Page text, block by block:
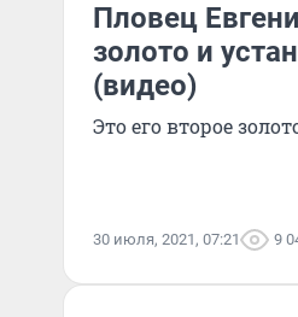
Пловец
золото и
(видео)
Это его второе
30 июля, 2021, 07:21 9